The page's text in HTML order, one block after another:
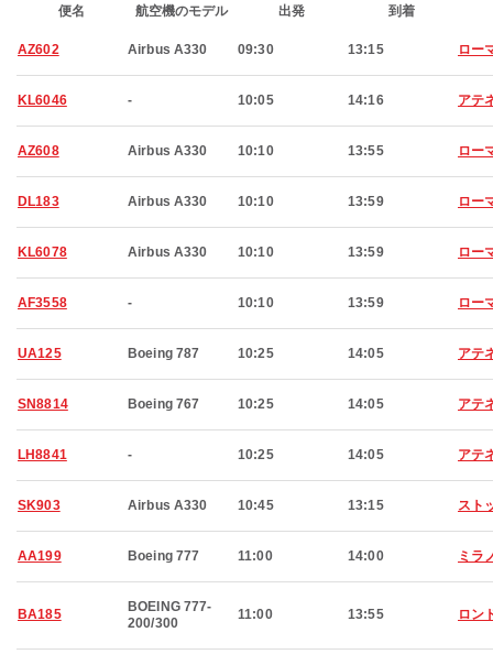
便名 航空機のモデル 出発 到着
AZ602 Airbus A330 09:30 13:15 ロー
KL6046 - 10:05 14:16 アテ
AZ608 Airbus A330 10:10 13:55 ロー
DL183 Airbus A330 10:10 13:59 ロー
KL6078 Airbus A330 10:10 13:59 ロー
AF3558 - 10:10 13:59 ロー
UA125 Boeing 787 10:25 14:05 アテ
SN8814 Boeing 767 10:25 14:05 アテ
LH8841 - 10:25 14:05 アテ
SK903 Airbus A330 10:45 13:15 スト
AA199 Boeing 777 11:00 14:00 ミラ
BA185
BOEING 777-
200/300
11:00 13:55 ロン